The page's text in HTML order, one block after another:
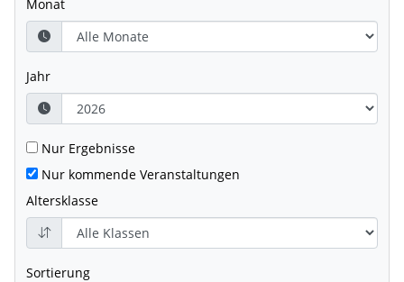
Monat
Jahr
Nur Ergebnisse
Nur kommende Veranstaltungen
Altersklasse
Sortierung